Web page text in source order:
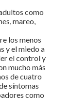
como
mareo,
los menos
y el miedo a
el control y
mucho más
de cuatro
síntomas
como